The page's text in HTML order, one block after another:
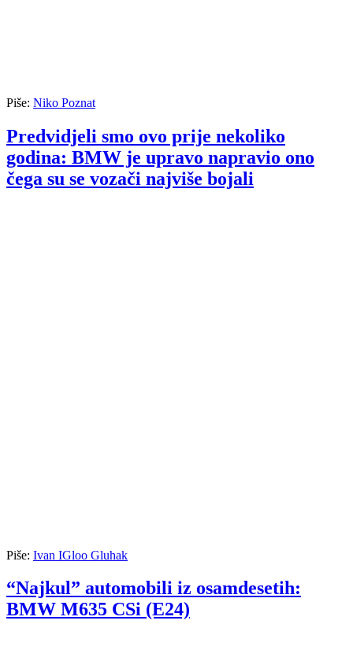
Piše: Niko Poznat
Predvidjeli smo ovo prije nekoliko
godina: BMW je upravo napravio ono
čega su se vozači najviše bojali
Piše: Ivan IGloo Gluhak
“Najkul” automobili iz osamdesetih:
BMW M635 CSi (E24)